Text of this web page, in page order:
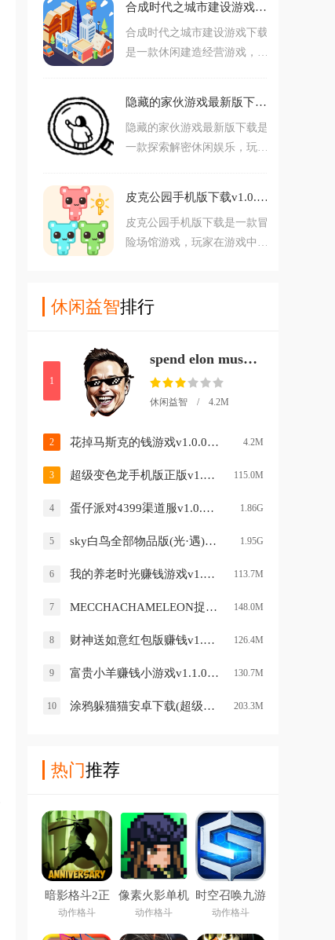
擎，在游戏中体验坠落的感
觉，趣味粉碎的解压体验。
合成时代之城市建设游戏下载v1.8.4 安卓版
合成时代之城市建设游戏下载
是一款休闲建造经营游戏，玩
取更高等级的建筑，根据策略
经营赚取更多钱，才能不断升
级，打造自己的高级小镇，非
隐藏的家伙游戏最新版下载(隐藏之人)v2.1.2 安卓版
隐藏的家伙游戏最新版下载是
一款探索解密休闲娱乐，玩家
写生般精美绝伦图像，在各个
关卡中寻找制定的目标，非常
考验玩家的眼里，快来下载体
皮克公园手机版下载v1.0.0 安卓版
皮克公园手机版下载是一款冒
险场馆游戏，玩家在游戏中可
钥匙，获得最后的胜利顺利通
休闲益智排行
1
spend elon musk money中文版下载(花掉马斯克的钱)v1.0.0 安卓版
休闲益智 / 4.2M
2 花掉马斯克的钱游戏v1.0.0 安卓版 4.2M
3 超级变色龙手机版正版v1.5 安卓版 115.0M
4 蛋仔派对4399渠道服v1.0.59 安卓版 1.86G
5 sky白鸟全部物品版(光·遇)v0.15.5 最新版 1.95G
6 我的养老时光赚钱游戏v1.0.0.1 安卓版 113.7M
7 MECCHACHAMELEON捉迷藏手游(超级变色龙)v1.6 最新版 148.0M
8 财神送如意红包版赚钱v1.0.4 安卓版 126.4M
9 富贵小羊赚钱小游戏v1.1.0 安卓版 130.7M
10 涂鸦躲猫猫安卓下载(超级变色龙)v0.2.1 安卓版 203.3M
热门推荐
暗影格斗2正
版下载安装
(Shadow
Fight 2)
动作格斗
像素火影单机
版下载安装
动作格斗
时空召唤九游
版
动作格斗